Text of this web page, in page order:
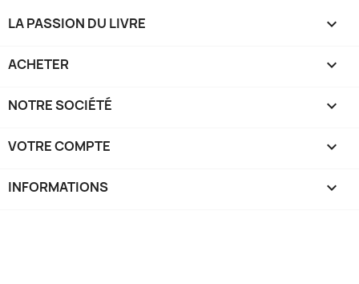
LA PASSION DU LIVRE 
ACHETER 
NOTRE SOCIÉTÉ 
VOTRE COMPTE 
INFORMATIONS keyboard_arrow_down